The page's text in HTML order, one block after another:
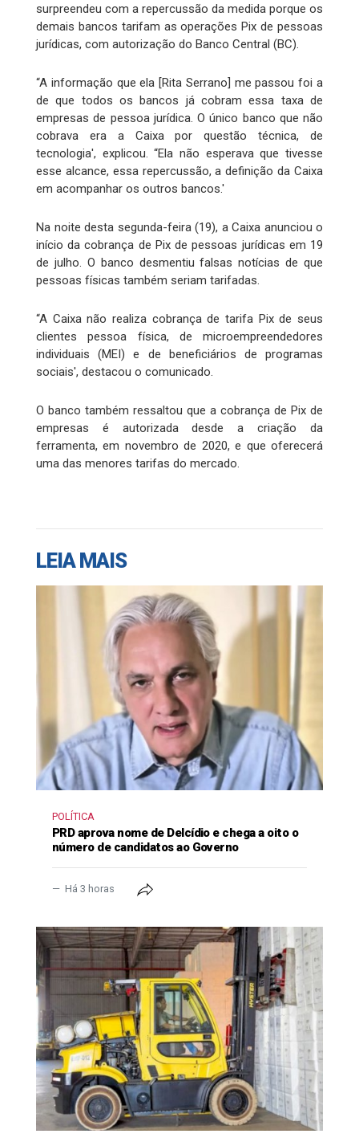
surpreendeu com a repercussão da medida porque os
demais bancos tarifam as operações Pix de pessoas
jurídicas, com autorização do Banco Central (BC).
“A informação que ela [Rita Serrano] me passou foi a
de que todos os bancos já cobram essa taxa de
empresas de pessoa jurídica. O único banco que não
cobrava era a Caixa por questão técnica, de
tecnologia', explicou. “Ela não esperava que tivesse
esse alcance, essa repercussão, a definição da Caixa
em acompanhar os outros bancos.'
Na noite desta segunda-feira (19), a Caixa anunciou o
início da cobrança de Pix de pessoas jurídicas em 19
de julho. O banco desmentiu falsas notícias de que
pessoas físicas também seriam tarifadas.
“A Caixa não realiza cobrança de tarifa Pix de seus
clientes pessoa física, de microempreendedores
individuais (MEI) e de beneficiários de programas
sociais', destacou o comunicado.
O banco também ressaltou que a cobrança de Pix de
empresas é autorizada desde a criação da
ferramenta, em novembro de 2020, e que oferecerá
uma das menores tarifas do mercado.
LEIA MAIS
POLÍTICA
PRD aprova nome de Delcídio e chega a oito o
número de candidatos ao Governo
Há 3 horas